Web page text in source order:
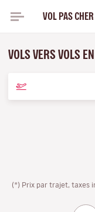
VOL PAS CHER
VOLS VERS VOLS
(*) Prix par trajet, taxes